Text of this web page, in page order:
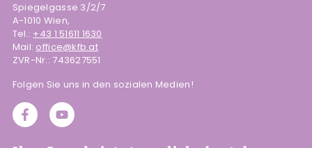
Spiegelgasse 3/2/7
A-1010 Wien,
Tel.: +43 1 51611 1630
Mail: office@kfb.at
ZVR-Nr.: 743627551
Folgen Sie uns in den sozialen Medien!